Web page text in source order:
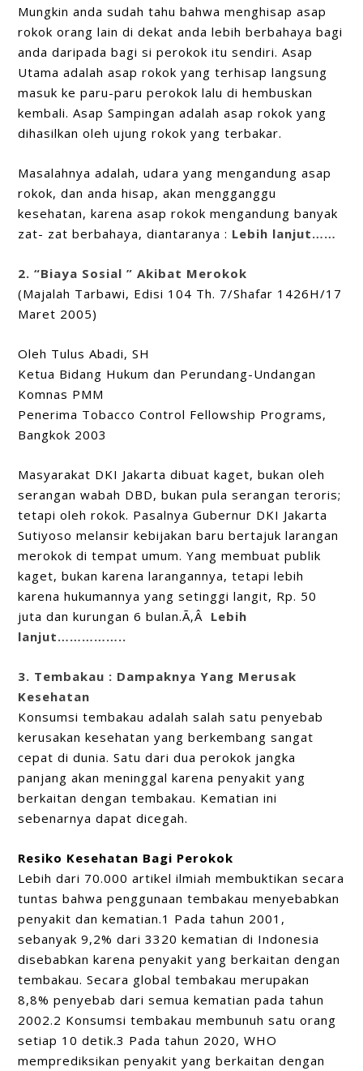
Mungkin anda sudah tahu bahwa menghisap asap
rokok orang lain di dekat anda lebih berbahaya bagi
anda daripada bagi si perokok itu sendiri. Asap
Utama adalah asap rokok yang terhisap langsung
masuk ke paru-paru perokok lalu di hembuskan
kembali. Asap Sampingan adalah asap rokok yang
dihasilkan oleh ujung rokok yang terbakar.
Masalahnya adalah, udara yang mengandung asap
rokok, dan anda hisap, akan mengganggu
kesehatan, karena asap rokok mengandung banyak
zat- zat berbahaya, diantaranya : Lebih lanjut……
2. “Biaya Sosial ” Akibat Merokok
(Majalah Tarbawi, Edisi 104 Th. 7/Shafar 1426H/17
Maret 2005)
Oleh Tulus Abadi, SH
Ketua Bidang Hukum dan Perundang-Undangan
Komnas PMM
Penerima Tobacco Control Fellowship Programs,
Bangkok 2003
Masyarakat DKI Jakarta dibuat kaget, bukan oleh
serangan wabah DBD, bukan pula serangan teroris;
tetapi oleh rokok. Pasalnya Gubernur DKI Jakarta
Sutiyoso melansir kebijakan baru bertajuk larangan
merokok di tempat umum. Yang membuat publik
kaget, bukan karena larangannya, tetapi lebih
karena hukumannya yang setinggi langit, Rp. 50
juta dan kurungan 6 bulan.Ã‚Â Lebih
lanjut……………..
3. Tembakau : Dampaknya Yang Merusak
Kesehatan
Konsumsi tembakau adalah salah satu penyebab
kerusakan kesehatan yang berkembang sangat
cepat di dunia. Satu dari dua perokok jangka
panjang akan meninggal karena penyakit yang
berkaitan dengan tembakau. Kematian ini
sebenarnya dapat dicegah.
Resiko Kesehatan Bagi Perokok
Lebih dari 70.000 artikel ilmiah membuktikan secara
tuntas bahwa penggunaan tembakau menyebabkan
penyakit dan kematian.1 Pada tahun 2001,
sebanyak 9,2% dari 3320 kematian di Indonesia
disebabkan karena penyakit yang berkaitan dengan
tembakau. Secara global tembakau merupakan
8,8% penyebab dari semua kematian pada tahun
2002.2 Konsumsi tembakau membunuh satu orang
setiap 10 detik.3 Pada tahun 2020, WHO
memprediksikan penyakit yang berkaitan dengan